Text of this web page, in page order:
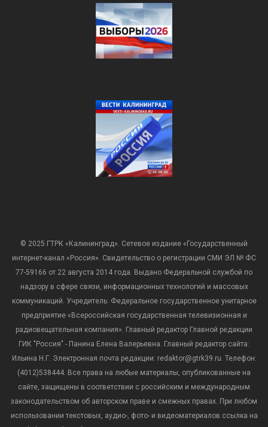
© 2025 ГТРК «Калининград». Сетевое издание «Государственный
интернет-канал «Россия». Свидетельство о регистрации СМИ ЭЛ № ФС
77-59166 от 22 августа 2014 года. Выдано Федеральной службой по
надзору в сфере связи, информационных технологий и массовых
коммуникаций. Учредитель: Федеральное государственное унитарное
предприятие «Всероссийская государственная телевизионная и
радиовещательная компания». Главный редактор Главной редакции
ГИК "Россия" - Панина Елена Валерьевна. Главный редактор сайта:
Ильина Н.Г. Электронная почта редакции: redaktor@gtrk39.ru. Телефон:
(4012)538444. Все права на любые материалы, опубликованные на
сайте, защищены в соответствии с российским и международным
законодательством об авторском праве и смежных правах. При любом
использовании текстовых, аудио-, фото- и видеоматериалов ссылка на